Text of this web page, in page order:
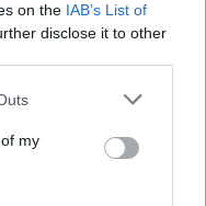
on the IAB’s List of
disclose it to other
my